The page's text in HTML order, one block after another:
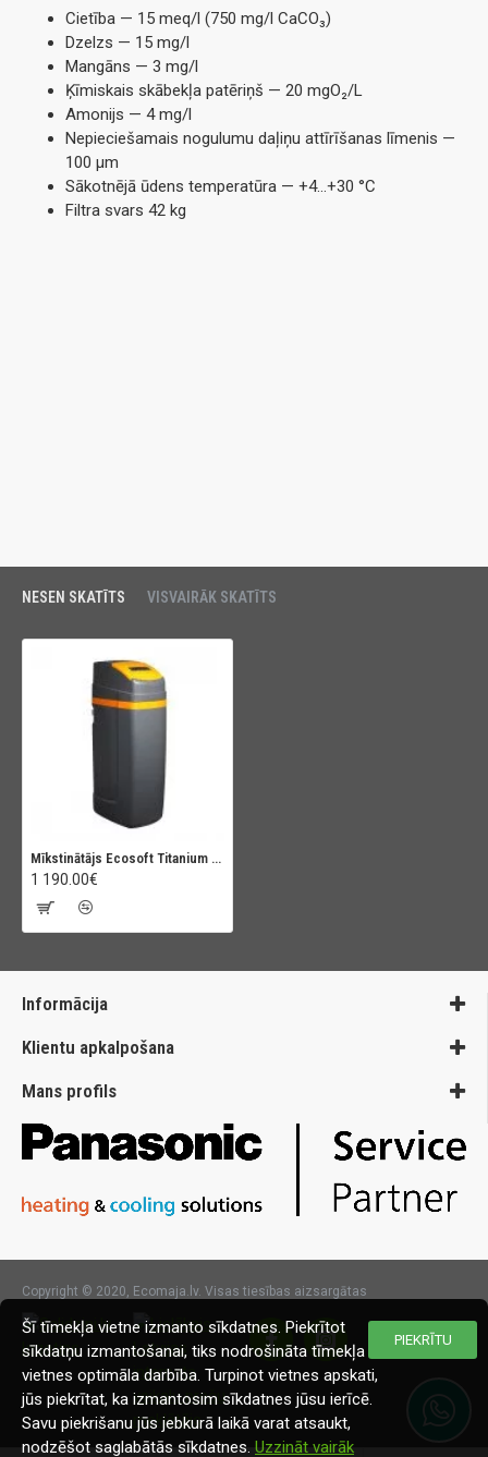
Cietība — 15 meq/l (750 mg/l CaCO₃)
Dzelzs — 15 mg/l
Mangāns — 3 mg/l
Ķīmiskais skābekļa patēriņš — 20 mgO₂/L
Amonijs — 4 mg/l
Nepieciešamais nogulumu daļiņu attīrīšanas līmenis —
100 μm
Sākotnējā ūdens temperatūra — +4…+30 °С
Filtra svars 42 kg
NESEN SKATĪTS VISVAIRĀK SKATĪTS
Mīkstinātājs Ecosoft Titanium Gold 370
1 190.00€
Informācija
Klientu apkalpošana
Mans profils
Copyright © 2020, Ecomaja.lv. Visas tiesības aizsargātas
PIEKRĪTU
Šī tīmekļa vietne izmanto sīkdatnes. Piekrītot
sīkdatņu izmantošanai, tiks nodrošināta tīmekļa
vietnes optimāla darbība. Turpinot vietnes apskati,
jūs piekrītat, ka izmantosim sīkdatnes jūsu ierīcē.
Savu piekrišanu jūs jebkurā laikā varat atsaukt,
nodzēšot saglabātās sīkdatnes. Uzzināt vairāk